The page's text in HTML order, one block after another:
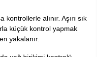
alınır. Aşırı sık
küçük kontrol yapmak
yakalanır.